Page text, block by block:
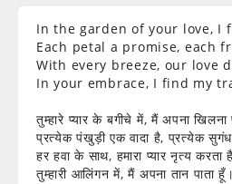
In the garden of your love, I
Each petal a promise, each
With every breeze, our love
In your embrace, I find my
तुम्हारे प्यार के बगीचे में, मैं अपना खिलना
प्रत्येक पंखुड़ी एक वादा है, प्रत्येक
हर हवा के साथ, हमारा प्यार नृत्य करता
तुम्हारी आलिंगन में, मैं अपना तान पाता हूँ।